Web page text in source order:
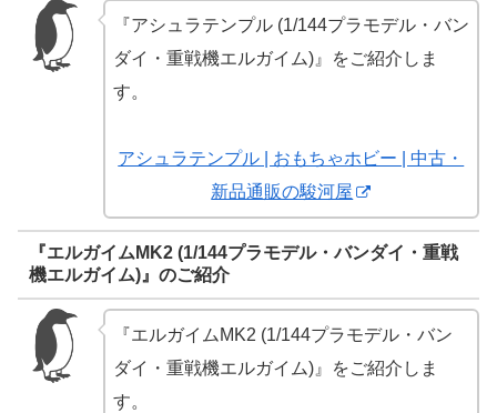
『アシュラテンプル (1/144プラモデル・バン
ダイ・重戦機エルガイム)』をご紹介しま
す。
アシュラテンプル | おもちゃホビー | 中古・
新品通販の駿河屋
『エルガイムMK2 (1/144プラモデル・バンダイ・重戦
機エルガイム)』のご紹介
『エルガイムMK2 (1/144プラモデル・バン
ダイ・重戦機エルガイム)』をご紹介しま
す。